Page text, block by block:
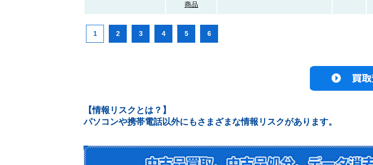
商品
1 2 3 4 5 6
【情報リスクとは？】
パソコンや携帯電話以外にもさまざまな情報リスクがあります。